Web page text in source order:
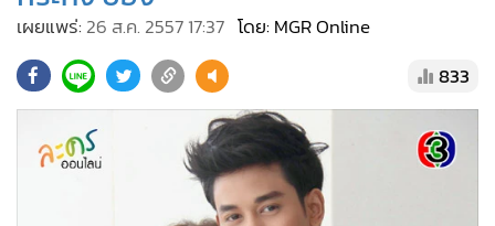
• Cyber BIZ
• ผู้จัดกวน
• Good health & Well-being
Green Innovation & SD
Management & HR
เผยแพร่: 26 ส.ค. 2557 17:37 โดย: MGR Online
833